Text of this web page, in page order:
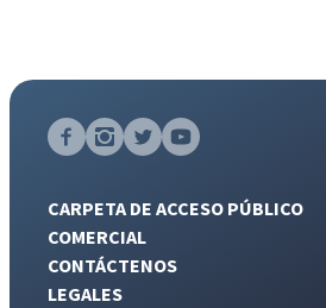
CARPETA DE ACCESO PÚBLICO
COMERCIAL
CONTÁCTENOS
LEGALES